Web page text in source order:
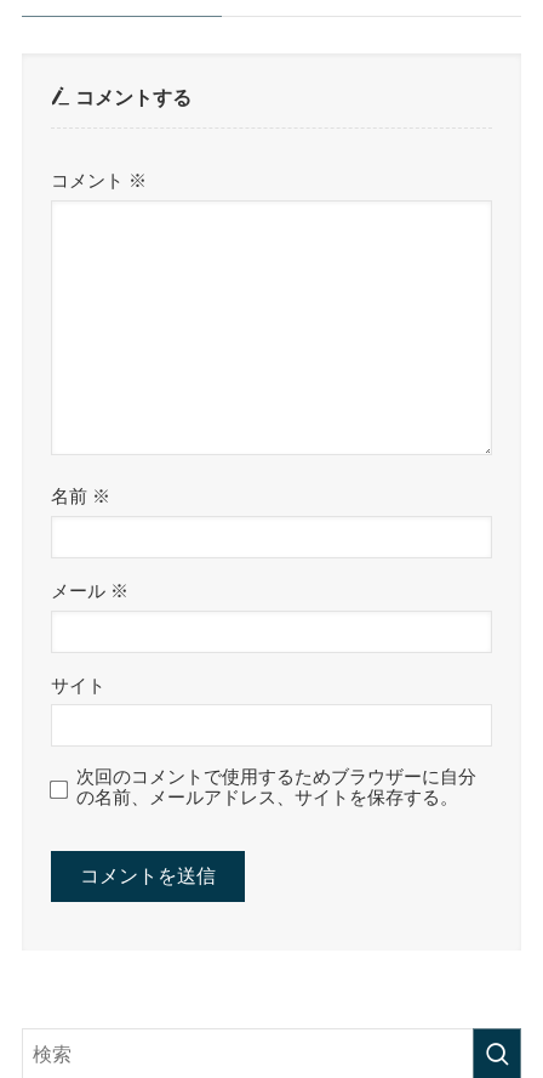
コメントする
コメント ※
名前 ※
メール ※
サイト
次回のコメントで使用するためブラウザーに自分
の名前、メールアドレス、サイトを保存する。